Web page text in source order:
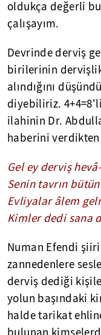
oldukça değerli
çalışayım.
Devrinde derviş
birilerinin
alındığını
diyebiliriz.
ilahinin Dr.
haberini
Gel ey derviş
Senin tavrın
Evliyalar âlem
Kimler dedi sana
Numan Efendi
zannedenlere
derviş dediği
yolun başındaki
halde tarikat